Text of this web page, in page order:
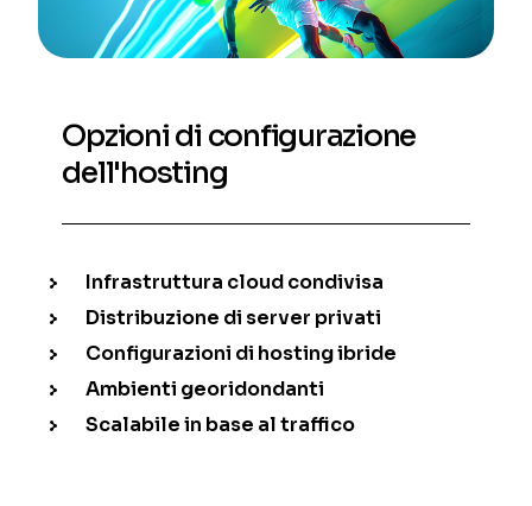
Opzioni di configurazione
dell'hosting
Infrastruttura cloud condivisa
Distribuzione di server privati
Configurazioni di hosting ibride
Ambienti georidondanti
Scalabile in base al traffico